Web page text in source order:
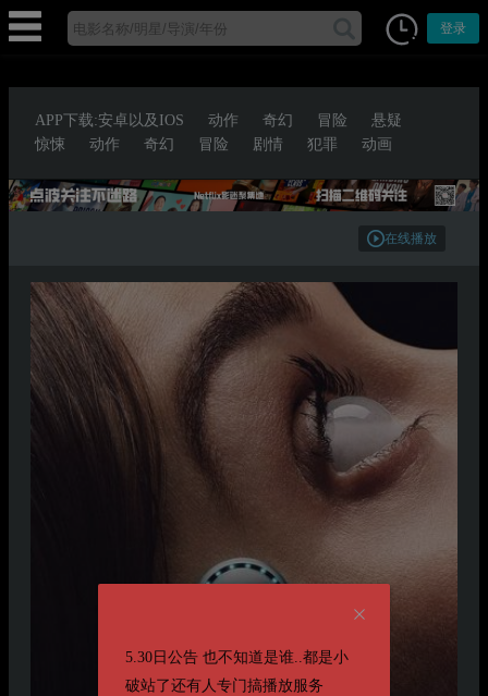
登录
5.30日公告 也不知道是谁..都是小
破站了还有人专门搞播放服务
APP下载:安卓以及IOS 动作 奇幻 冒险
悬疑
惊悚
动作 奇幻 冒险 剧情 犯罪 动画
在线播放